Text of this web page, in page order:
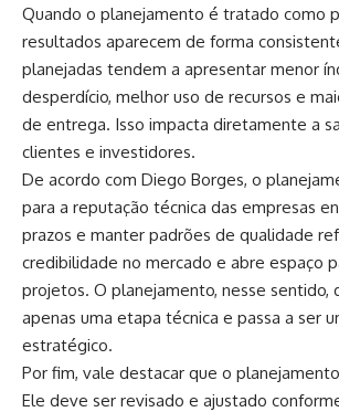
Quando o planejamento é tratado como
resultados aparecem de forma
planejadas tendem a apresentar menor
desperdício, melhor uso de recursos e
de entrega. Isso impacta diretamente a
clientes e investidores.
De acordo com Diego Borges, o
para a reputação técnica das empresas
prazos e manter padrões de qualidade
credibilidade no mercado e abre espaço
projetos. O planejamento, nesse sentido,
apenas uma etapa técnica e passa a ser
estratégico.
Por fim, vale destacar que o
Ele deve ser revisado e ajustado